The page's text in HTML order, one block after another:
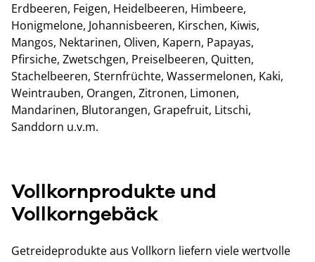
Erdbeeren, Feigen, Heidelbeeren, Himbeere,
Honigmelone, Johannisbeeren, Kirschen, Kiwis,
Mangos, Nektarinen, Oliven, Kapern, Papayas,
Pfirsiche, Zwetschgen, Preiselbeeren, Quitten,
Stachelbeeren, Sternfrüchte, Wassermelonen, Kaki,
Weintrauben, Orangen, Zitronen, Limonen,
Mandarinen, Blutorangen, Grapefruit, Litschi,
Sanddorn u.v.m.
Vollkornprodukte und
Vollkorngebäck
Getreideprodukte aus Vollkorn liefern viele wertvolle